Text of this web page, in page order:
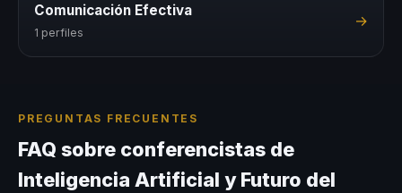
Comunicación Efectiva
1 perfiles
→
PREGUNTAS FRECUENTES
FAQ sobre conferencistas de
Inteligencia Artificial y Futuro del